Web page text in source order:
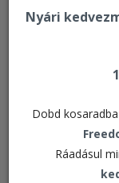
Nyári
Dobd
Ráadásul
Rendezés: